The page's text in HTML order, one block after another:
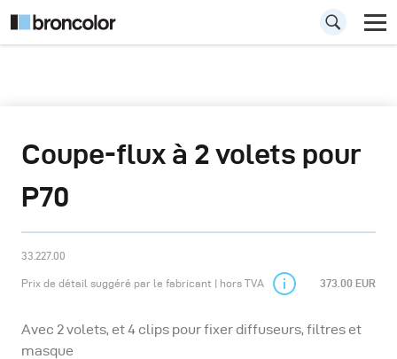
Coupe-flux à 2 volets pour
P70
33.227.00
Prix de détail suggéré par le fabricant | hors TVA 373.00 EUR
Avec 2 volets, et 4 clips pour fixer diffuseurs, filtres et
masque